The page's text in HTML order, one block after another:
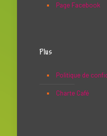
Page Facebook
Plus
Politique de
Charte Café